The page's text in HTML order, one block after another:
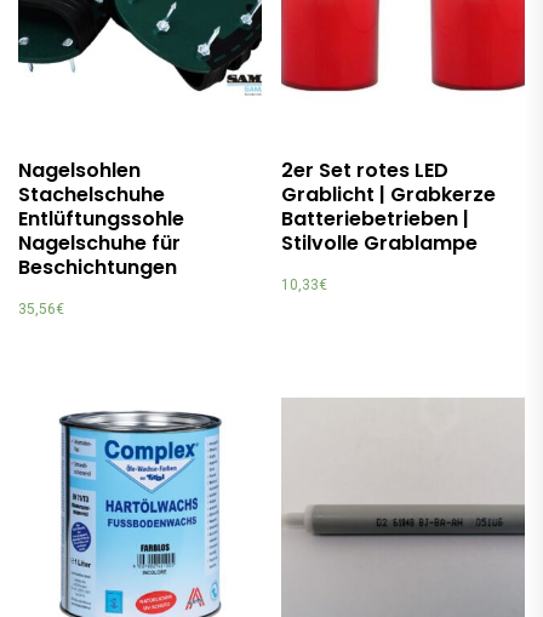
Nagelsohlen
Stachelschuhe
Entlüftungssohle
Nagelschuhe für
Beschichtungen
35,56€
2er Set rotes LED
Grablicht | Grabkerze
Batteriebetrieben |
Stilvolle Grablampe
10,33€